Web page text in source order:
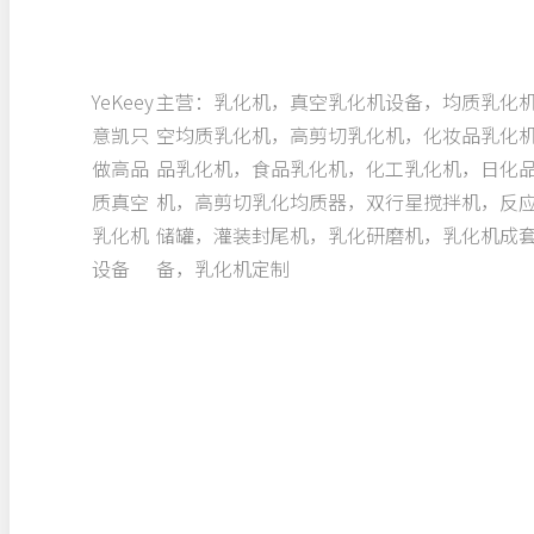
YeKeey
意凯只
做高品
质真空
乳化机
设备
主营：乳化机，真空乳化机设备，均质乳化
空均质乳化机，高剪切乳化机，化妆品乳化
品乳化机，食品乳化机，化工乳化机，日化
机，高剪切乳化均质器，双行星搅拌机，反应
储罐，灌装封尾机，乳化研磨机，乳化机成
备，乳化机定制